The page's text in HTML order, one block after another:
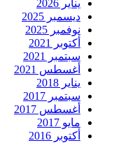
يناير 2026
ديسمبر 2025
نوفمبر 2025
أكتوبر 2021
سبتمبر 2021
أغسطس 2021
يناير 2018
سبتمبر 2017
أغسطس 2017
مايو 2017
أكتوبر 2016